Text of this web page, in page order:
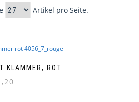
Artikel pro Seite.
KLAMMER, ROT